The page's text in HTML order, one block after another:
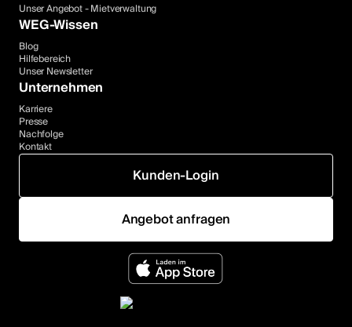
Unser Angebot - Mietverwaltung
WEG-Wissen
Blog
Hilfebereich
Unser Newsletter
Unternehmen
Karriere
Presse
Nachfolge
Kontakt
Kunden-Login
Angebot anfragen